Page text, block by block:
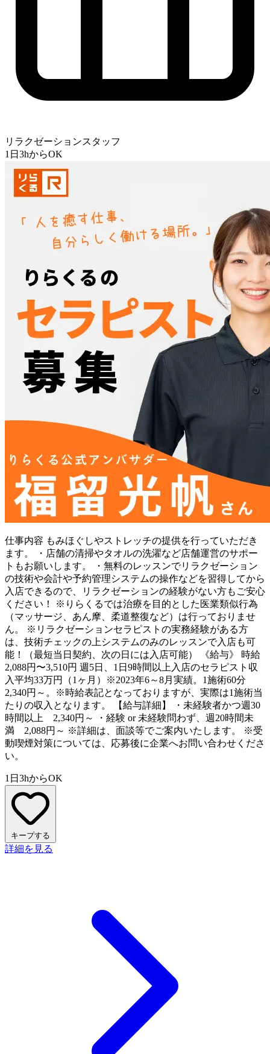
リラクゼーションスタッフ
1日3hからOK
仕事内容 もみほぐしやストレッチの提供を行っていただき
ます。 ・店舗の清掃やタオルの洗濯など店舗運営のサポー
トもお願いします。 ・無料のレッスンでリラクゼーション
の技術や会計や予約管理システムの操作などを習得してから
入店できるので、リラクゼーションの経験がない方もご安心
ください！ ※りらくるでは治療を目的とした医業類似行為
（マッサージ、あん摩、柔道整復など）は行っておりませ
ん。 ※リラクゼーションセラピストの実務経験がある方
は、技術チェックの上システムのみのレッスンで入店も可
能！（最短当日契約、次の日には入店可能） 《給与》 時給
2,088円〜3,510円 週5日、1日9時間以上入店のセラピスト収
入平均33万円（1ヶ月）※2023年6～8月実績。1施術60分
2,340円～。※時給表記となっておりますが、実際は1施術当
たりの収入となります。 【給与詳細】 ・未経験者かつ週30
時間以上 2,340円～ ・経験 or 未経験問わず、週20時間未
満 2,088円～ ※詳細は、面談等でご案内いたします。 ※受
動喫煙対策については、応募後に企業へお問い合わせくださ
い。
1日3hからOK
キープする
詳細を見る